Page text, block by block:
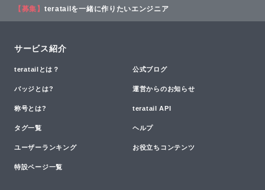
【募集】 teratailを一緒に作りたいエンジニア
サービス紹介
teratailとは？ 公式ブログ
バッジとは? 運営からのお知らせ
称号とは? teratail API
タグ一覧 ヘルプ
ユーザーランキング お役立ちコンテンツ
特設ページ一覧